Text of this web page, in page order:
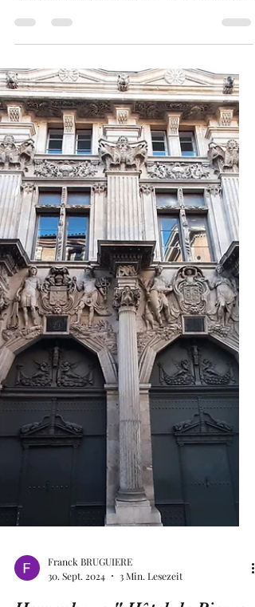
römische Toulouse, verstehen möchten,
besuchen Sie das Museum " Siant-Raymond
" in Toulouse .